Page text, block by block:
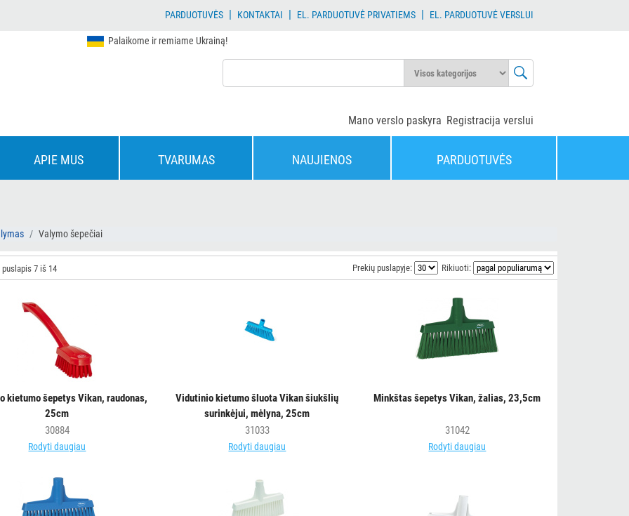
PARDUOTUVĖS| KONTAKTAI | EL. PARDUOTUVĖ PRIVATIEMS| EL. PARDUOTUVĖ VERSLUI
Palaikome ir remiame Ukrainą!
Registracija verslui
Mano verslo paskyra
APIE MUS TVARUMAS NAUJIENOS PARDUOTUVĖS
Valymo šepečiai
puslapis 7 iš 14 Rikiuoti:
Prekių puslapyje:
kietumo šepetys Vikan, raudonas,
25cm
30884
Rodyti daugiau
Vidutinio kietumo šluota Vikan šiukšlių
surinkėjui, mėlyna, 25cm
31033
Rodyti daugiau
Minkštas šepetys Vikan, žalias, 23,5cm
31042
Rodyti daugiau